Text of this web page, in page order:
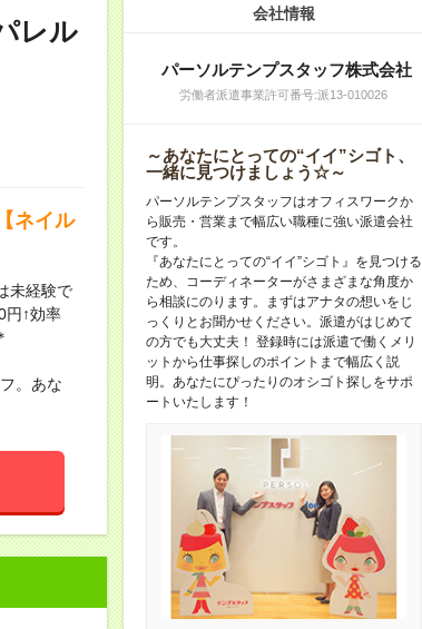
レル
ネイル
未経験で
円↑効率
。あな
会社情報
パーソルテンプスタッフ株式会社
労働者派遣事業許可番号:派13-010026
～あなたにとっての“イイ”シゴト、
一緒に見つけましょう☆～
パーソルテンプスタッフはオフィスワークか
ら販売・営業まで幅広い職種に強い派遣会社
です。
『あなたにとっての“イイ”シゴト』を見つける
ため、コーディネーターがさまざまな角度か
ら相談にのります。まずはアナタの想いをじ
っくりとお聞かせください。派遣がはじめて
の方でも大丈夫！ 登録時には派遣で働くメリ
ットから仕事探しのポイントまで幅広く説
明。あなたにぴったりのオシゴト探しをサポ
ートいたします！